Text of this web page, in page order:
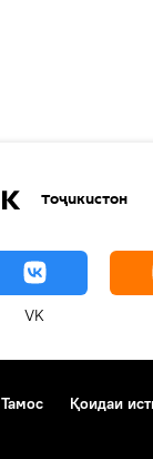
Тоҷикистон
VK
Тамос Қоидаи